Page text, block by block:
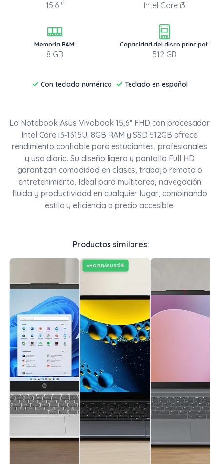
15.6 " Intel Core i3
Memoria RAM:
8 GB
Capacidad del disco principal:
512 GB
✓ Con teclado numérico ✓ Teclado en español
La Notebook Asus Vivobook 15,6" FHD con procesador
Intel Core i3‑1315U, 8GB RAM y SSD 512GB ofrece
rendimiento confiable para estudiantes, profesionales
y uso diario. Su diseño ligero y pantalla Full HD
garantizan comodidad en clases, trabajo remoto o
entretenimiento. Ideal para multitarea, navegación
fluida y productividad en cualquier lugar, combinando
estilo y eficiencia a precio accesible.
Productos similares:
AHORRÁSUSD14